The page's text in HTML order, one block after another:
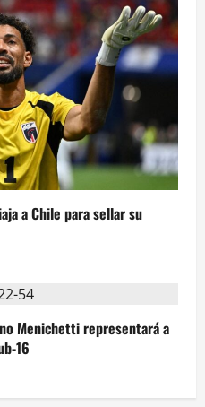
a Chile para sellar su
Menichetti representará a
16